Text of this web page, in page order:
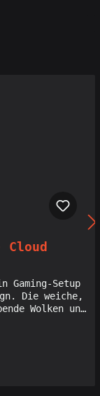
Setup
Die weiche,
Wolken und
schaffen